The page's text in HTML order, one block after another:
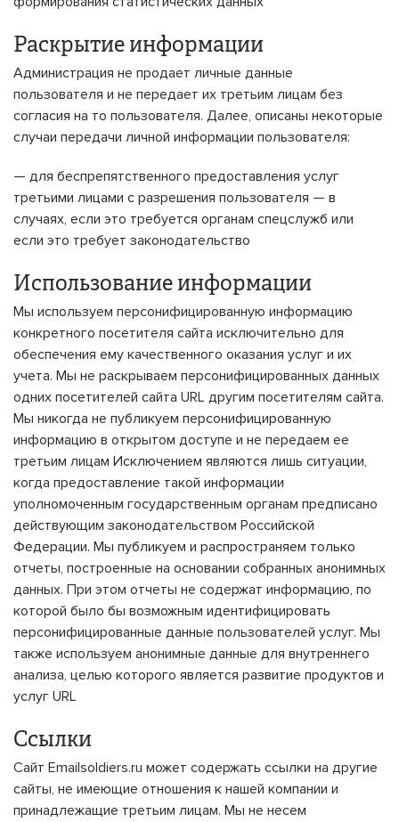
Раскрытие информации
Администрация не продает личные данные
пользователя и не передает их третьим лицам без
согласия на то пользователя. Далее, описаны некоторые
случаи передачи личной информации пользователя:
— для беспрепятственного предоставления услуг
третьими лицами с разрешения пользователя — в
случаях, если это требуется органам спецслужб или
если это требует законодательство
Использование информации
Мы используем персонифицированную информацию
конкретного посетителя сайта исключительно для
обеспечения ему качественного оказания услуг и их
учета. Мы не раскрываем персонифицированных данных
одних посетителей сайта URL другим посетителям сайта.
Мы никогда не публикуем персонифицированную
информацию в открытом доступе и не передаем ее
третьим лицам Исключением являются лишь ситуации,
когда предоставление такой информации
уполномоченным государственным органам предписано
действующим законодательством Российской
Федерации. Мы публикуем и распространяем только
отчеты, построенные на основании собранных анонимных
данных. При этом отчеты не содержат информацию, по
которой было бы возможным идентифицировать
персонифицированные данные пользователей услуг. Мы
также используем анонимные данные для внутреннего
анализа, целью которого является развитие продуктов и
услуг URL
Ссылки
Сайт Emailsoldiers.ru может содержать ссылки на другие
сайты, не имеющие отношения к нашей компании и
принадлежащие третьим лицам. Мы не несем